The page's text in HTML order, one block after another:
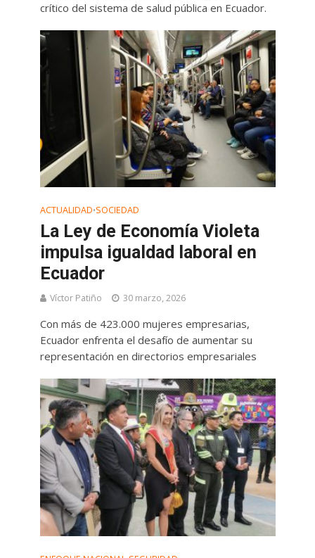
crítico del sistema de salud pública en Ecuador.
ACTUALIDAD•SOCIEDAD
La Ley de Economía Violeta
impulsa igualdad laboral en
Ecuador
Víctor Patiño 30 marzo, 2026
Con más de 423.000 mujeres empresarias,
Ecuador enfrenta el desafío de aumentar su
representación en directorios empresariales